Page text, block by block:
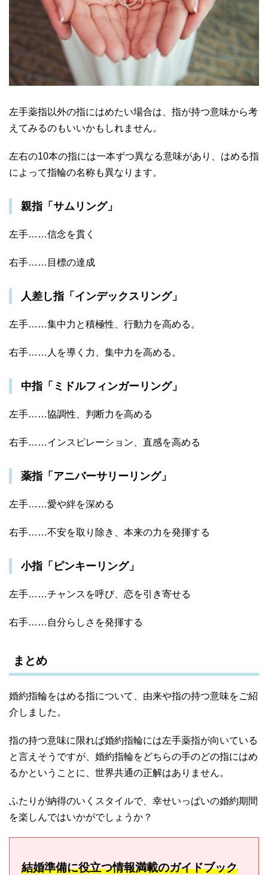
左手薬指以外の指にはめたい場合は、指が持つ意味から考
えてみるのもいいかもしれません。
左右の10本の指には一本ずつ異なる意味があり、はめる指
によって指輪の名称も異なります。
親指「サムリング」
左手……信念を貫く
右手……目標の達成
人差し指「インデックスリング」
左手……集中力と積極性、行動力を高める。
右手……人を導く力、集中力を高める。
中指「ミドルフィンガーリング」
左手……協調性、判断力を高める
右手……インスピレーション、直感を高める
薬指「アニバーサリーリング」
左手……愛や絆を深める
右手……不安を取り除き、本来の力を発揮する
小指「ピンキーリング」
左手……チャンスを呼び、恋を引き寄せる
右手……自分らしさを発揮する
まとめ
婚約指輪をはめる指について、由来や指の持つ意味をご紹
介しました。
指の持つ意味に限れば婚約指輪には左手薬指が向いている
と言えそうですが、婚約指輪をどちらの手のどの指にはめ
るかということに、世界共通の正解はありません。
ふたりが納得のいくスタイルで、幸せいっぱいの婚約期間
を楽しんではいかがでしょうか？
結婚準備に役立つ情報満載のガイドブック